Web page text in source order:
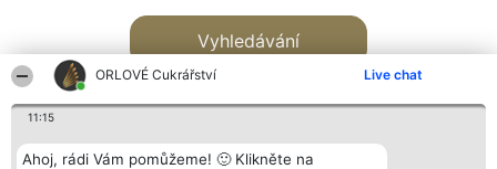
ORLOVÉ Cukrářství Live chat
11:15
Ahoj, rádi Vám pomůžeme! 🙂 Klikněte na
Vyhledávání